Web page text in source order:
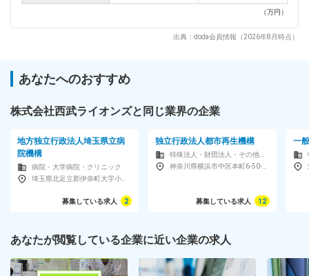
（万円）
出典：doda会員情報（2026年8月時点）
あなたへのおすすめ
株式会社西武ライオンズと同じ業界の企業
地方独立行政法人埼玉県立病
院機構
病院・大学病院・クリニック
募集している求人 2
独立行政法人都市再生機構
募集している求人 12
一
あなたが閲覧している企業に近い企業の求人